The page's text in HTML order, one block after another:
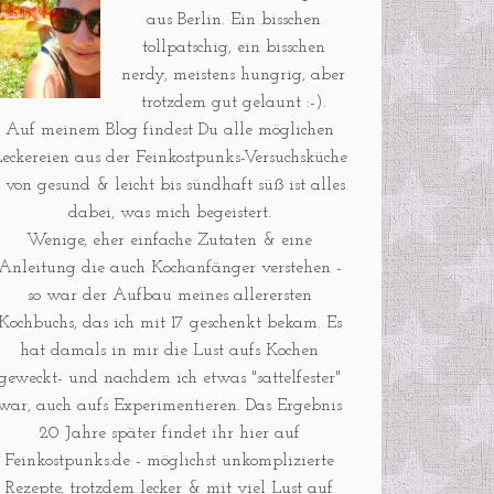
aus Berlin. Ein bisschen
tollpatschig, ein bisschen
nerdy, meistens hungrig, aber
trotzdem gut gelaunt :-).
Auf meinem Blog findest Du alle möglichen
aus der Feinkostpunks-Versuchsküche
von gesund & leicht bis sündhaft süß ist alles
dabei, was mich begeistert.
Wenige, eher einfache Zutaten & eine
die auch Kochanfänger verstehen -
so war der Aufbau meines allerersten
das ich mit 17 geschenkt bekam. Es
hat damals in mir die Lust aufs Kochen
und nachdem ich etwas "sattelfester"
auch aufs Experimentieren. Das Ergebnis
20 Jahre später findet ihr hier auf
Feinkostpunks.de - möglichst unkomplizierte
Rezepte, trotzdem lecker & mit viel Lust auf